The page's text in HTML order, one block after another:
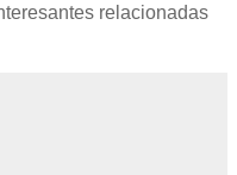
relacionadas